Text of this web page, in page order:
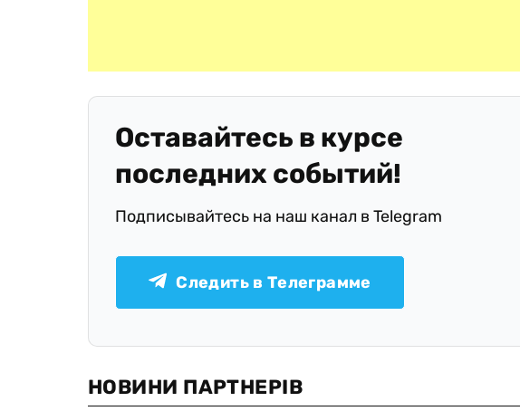
Оставайтесь в курсе
последних событий!
Подписывайтесь на наш канал в Telegram
Следить в Телеграмме